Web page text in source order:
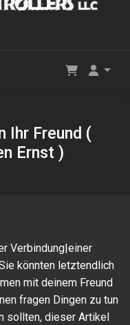
Ihr Freund (
Ernst )
Verbindung|einer
könnten letztendlich
mit deinem Freund
fragen Dingen zu tun
sollten, dieser Artikel